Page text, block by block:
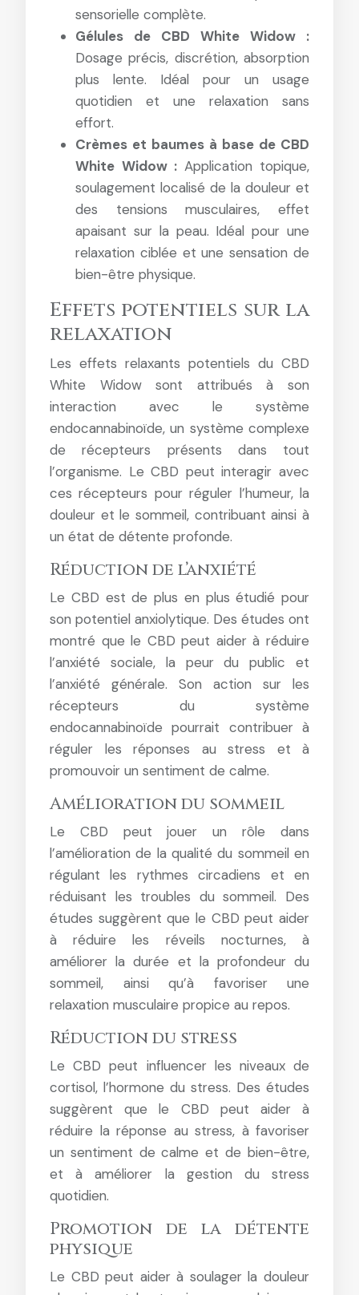
sensorielle complète.
Gélules de CBD White Widow :
Dosage précis, discrétion, absorption
plus lente. Idéal pour un usage
quotidien et une relaxation sans
effort.
Crèmes et baumes à base de CBD
White Widow : Application topique,
soulagement localisé de la douleur et
des tensions musculaires, effet
apaisant sur la peau. Idéal pour une
relaxation ciblée et une sensation de
bien-être physique.
Effets potentiels sur la
relaxation
Les effets relaxants potentiels du CBD
White Widow sont attribués à son
interaction avec le système
endocannabinoïde, un système complexe
de récepteurs présents dans tout
l’organisme. Le CBD peut interagir avec
ces récepteurs pour réguler l’humeur, la
douleur et le sommeil, contribuant ainsi à
un état de détente profonde.
Réduction de l’anxiété
Le CBD est de plus en plus étudié pour
son potentiel anxiolytique. Des études ont
montré que le CBD peut aider à réduire
l’anxiété sociale, la peur du public et
l’anxiété générale. Son action sur les
récepteurs du système
endocannabinoïde pourrait contribuer à
réguler les réponses au stress et à
promouvoir un sentiment de calme.
Amélioration du sommeil
Le CBD peut jouer un rôle dans
l’amélioration de la qualité du sommeil en
régulant les rythmes circadiens et en
réduisant les troubles du sommeil. Des
études suggèrent que le CBD peut aider
à réduire les réveils nocturnes, à
améliorer la durée et la profondeur du
sommeil, ainsi qu’à favoriser une
relaxation musculaire propice au repos.
Réduction du stress
Le CBD peut influencer les niveaux de
cortisol, l’hormone du stress. Des études
suggèrent que le CBD peut aider à
réduire la réponse au stress, à favoriser
un sentiment de calme et de bien-être,
et à améliorer la gestion du stress
quotidien.
Promotion de la détente
physique
Le CBD peut aider à soulager la douleur